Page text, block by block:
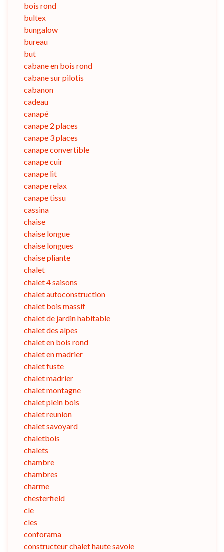
bois rond
bultex
bungalow
bureau
but
cabane en bois rond
cabane sur pilotis
cabanon
cadeau
canapé
canape 2 places
canape 3 places
canape convertible
canape cuir
canape lit
canape relax
canape tissu
cassina
chaise
chaise longue
chaise longues
chaise pliante
chalet
chalet 4 saisons
chalet autoconstruction
chalet bois massif
chalet de jardin habitable
chalet des alpes
chalet en bois rond
chalet en madrier
chalet fuste
chalet madrier
chalet montagne
chalet plein bois
chalet reunion
chalet savoyard
chaletbois
chalets
chambre
chambres
charme
chesterfield
cle
cles
conforama
constructeur chalet haute savoie